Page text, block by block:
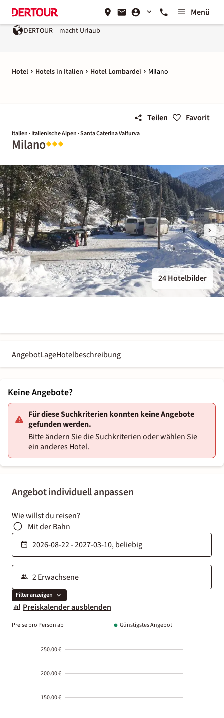
Menü
DERTOUR – macht Urlaub
Hotel Hotels in Italien Hotel Lombardei Milano
Teilen Favorit
Italien · Italienische Alpen · Santa Caterina Valfurva
Milano
24 Hotelbilder
AngebotLageHotelbeschreibung
Angebot individuell anpassen
Wie willst du reisen?
Mit der Bahn
Filter anzeigen
Preiskalender ausblenden
Preise pro Person ab Günstigstes Angebot
250.00 €
200.00 €
150.00 €
Keine Angebote?
Für diese Suchkriterien konnten keine Angebote
gefunden werden.
Bitte ändern Sie die Suchkriterien oder wählen Sie
ein anderes Hotel.